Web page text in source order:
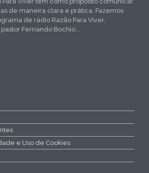
de maneira clara e prática. Fazemos
de rádio Razão Para Viver,
Fernando Bochio...
e Uso de Cookies